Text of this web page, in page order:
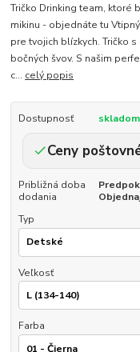
Tričko Drinking team, ktoré
mikinu - objednáte tu
pre tvojich blízkych. Tričko
bočných švov. S našim
c... celý popis
Dostupnosť
Ceny
Približná doba
dodania
Typ
Veľkosť
Farba